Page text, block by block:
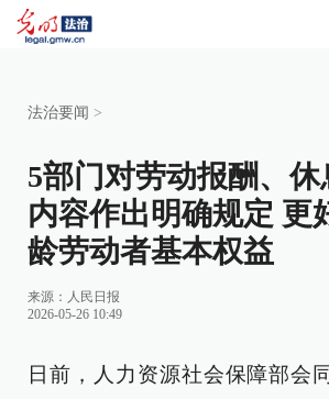
法治要闻 >
5部门对劳动报酬、
内容作出明确规定 更
龄劳动者基本权益
来源： 人民日报
2026-05-26 10:49
日前，人力资源社会保障部会